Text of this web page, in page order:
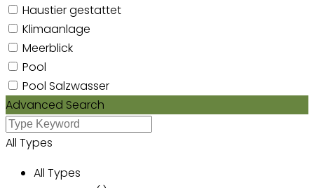
Haustier gestattet
Klimaanlage
Meerblick
Pool
Pool Salzwasser
Advanced Search
All Types
All Types